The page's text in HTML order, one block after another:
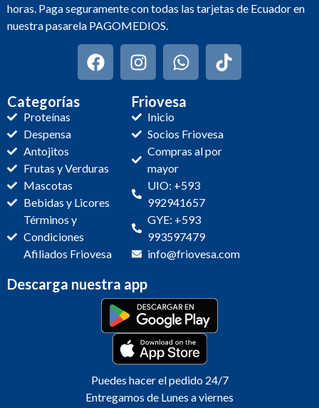
horas. Paga seguramente con todas las tarjetas de Ecuador en
nuestra pasarela PAGOMEDIOS.
Categorías
Proteínas
Despensa
Antojitos
Frutas y Verduras
Mascotas
Bebidas y Licores
Términos y
Condiciones
Afiliados Friovesa
Friovesa
Inicio
Socios Friovesa
Compras al por
mayor
UIO: +593
992941657
GYE: +593
993597479
info@friovesa.com
Descarga nuestra app
Puedes hacer el pedido 24/7
Entregamos de Lunes a viernes